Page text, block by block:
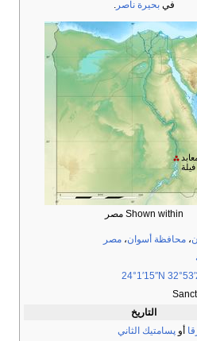
فيبحيرة ناصر.
فيلة
Shown within مصر
، محافظة أسوان، مصر
24°1′15″N
التاريخ
أو پسامتيك الثاني